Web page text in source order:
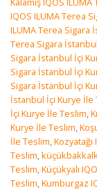
IQOS ILUMA Terea
ILUMA Terea Sigara
Terea Sigara
Sigara İstanbul İçi
Sigara İstanbul İçi
Sigara İstanbul İçi
İstanbul İçi Kurye İle
İçi Kurye İle Teslim,
Kurye İle Teslim,
İle Teslim,
Teslim,
Teslim,Küçükyalı
Teslim,Kumburgaz